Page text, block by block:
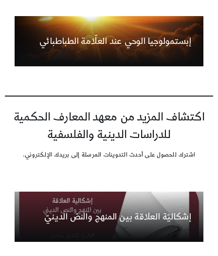
إبستمولوجيا الوحي عند العلّامة الطباطبائي
اكتشاف المزيد من معهد المعارف الحكمية
للدراسات الدينية والفلسفية
اشترك للحصول على أحدث التدوينات المرسلة إلى بريدك الإلكتروني.
إشكاليّة العلاقة بين المنهج والنصّ الدينيّ